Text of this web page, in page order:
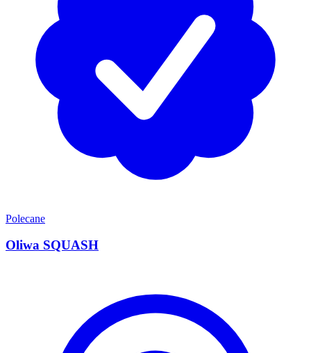
Polecane
Oliwa SQUASH